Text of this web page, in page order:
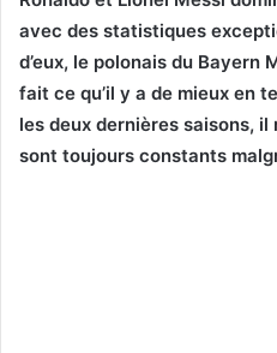
avec des statistiques
d’eux, le polonais du Bayern
fait ce qu’il y a de mieux en
les deux dernières saisons,
sont toujours constants